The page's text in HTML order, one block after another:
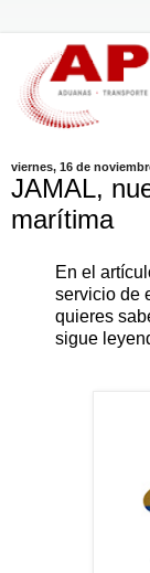
viernes, 16 de
JAMAL,
marítima
En el
servicio de
quieres
sigue